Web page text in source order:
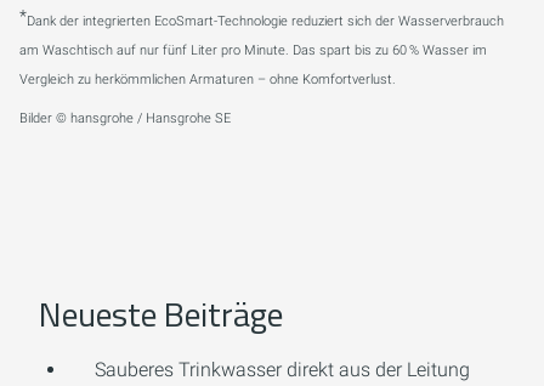
*Dank der integrierten EcoSmart-Technologie reduziert sich der Wasserverbrauch
am Waschtisch auf nur fünf Liter pro Minute. Das spart bis zu 60 % Wasser im
Vergleich zu herkömmlichen Armaturen – ohne Komfortverlust.
Bilder © hansgrohe / Hansgrohe SE
Neueste Beiträge
Sauberes Trinkwasser direkt aus der Leitung